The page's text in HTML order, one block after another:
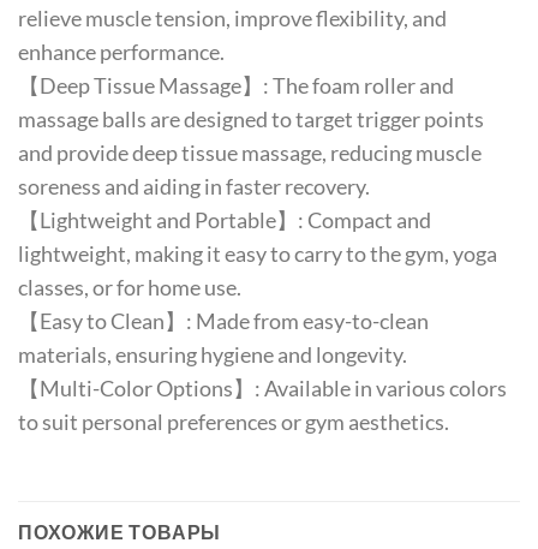
relieve muscle tension, improve flexibility, and
enhance performance.
【Deep Tissue Massage】: The foam roller and
massage balls are designed to target trigger points
and provide deep tissue massage, reducing muscle
soreness and aiding in faster recovery.
【Lightweight and Portable】: Compact and
lightweight, making it easy to carry to the gym, yoga
classes, or for home use.
【Easy to Clean】: Made from easy-to-clean
materials, ensuring hygiene and longevity.
【Multi-Color Options】: Available in various colors
to suit personal preferences or gym aesthetics.
ПОХОЖИЕ ТОВАРЫ